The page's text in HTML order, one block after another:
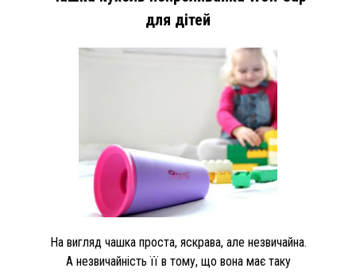
для дітей
На вигляд чашка проста, яскрава, але незвичайна.
А незвичайність її в тому, що вона має таку